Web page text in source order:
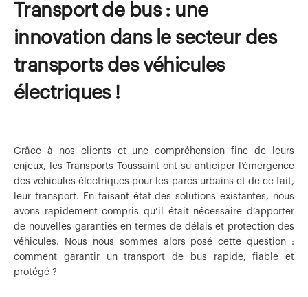
Transport de bus : une
innovation dans le secteur des
transports des véhicules
électriques !
Grâce à nos clients et une compréhension fine de leurs
enjeux, les Transports Toussaint ont su anticiper l’émergence
des véhicules électriques pour les parcs urbains et de ce fait,
leur transport. En faisant état des solutions existantes, nous
avons rapidement compris qu’il était nécessaire d’apporter
de nouvelles garanties en termes de délais et protection des
véhicules. Nous nous sommes alors posé cette question :
comment garantir un transport de bus rapide, fiable et
protégé ?